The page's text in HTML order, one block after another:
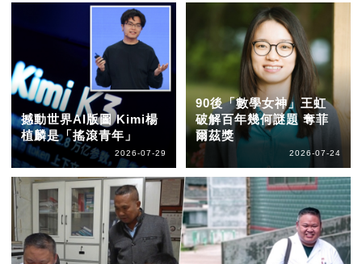
撼動世界AI版圖 Kimi楊
植麟是「搖滾青年」
2026-07-29
90後「數學女神」王虹
破解百年幾何謎題 奪菲
爾茲獎
2026-07-24